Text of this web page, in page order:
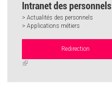
Intranet des personnels
> Actualités des personnels
> Applications métiers
Redirection
(link